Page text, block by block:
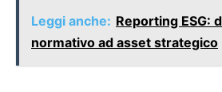
Leggi anche: Reporting ESG:
normativo ad asset strategico